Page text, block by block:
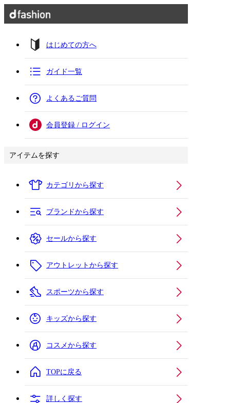
はじめての方へ
ガイド一覧
よくあるご質問
会員登録 / ログイン
アイテムを探す
カテゴリから探す
ブランドから探す
セールから探す
アウトレットから探す
スポーツから探す
キッズから探す
コスメから探す
TOPに戻る
詳しく探す